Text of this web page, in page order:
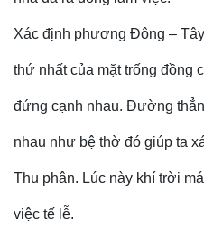
Xác định phương Đông –
thứ nhất của mặt trống đồng
đứng cạnh nhau. Đường
nhau như bệ thờ đó giúp ta
Thu phân. Lúc này khí trời
việc tế lễ.